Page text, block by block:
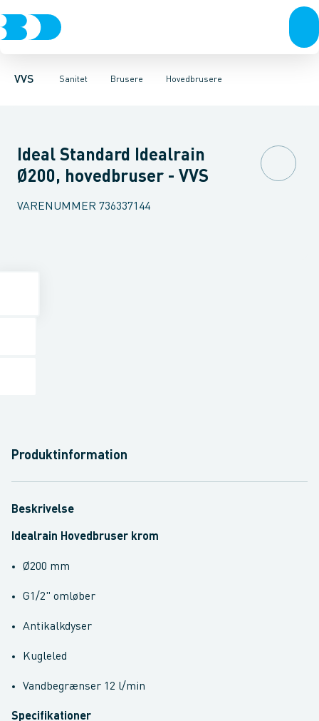
VVS Sanitet
Rør & fittingsPressfittings & rørKuglehaner & ventiler
Brusere
Toiletter, sæder og cisterner VaskeArmaturer
Hovedbrusere
HåndbrusereBruseslanger BrusesætBrusestænger
Ideal Standard Idealrain
Ø200, hovedbruser - VVS
VARENUMMER 736337144
Produktinformation
Beskrivelse
Idealrain Hovedbruser krom
Ø200 mm
G1/2" omløber
Antikalkdyser
Kugleled
Vandbegrænser 12 l/min
Specifikationer